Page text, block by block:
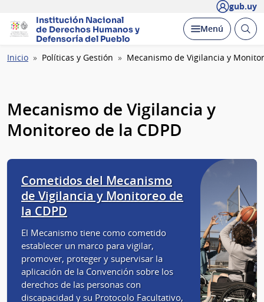
gub.uy
Institución Nacional
de Derechos Humanosy
Defensoría del Pueblo
Desplegar
Menú Abrir
Ruta
Inicio Políticas y Gestión Mecanismo de Vigilancia y
Mecanismo de Vigilancia y
Monitoreo de la CDPD
Cometidos del Mecanismo
de Vigilancia y Monitoreo de
la CDPD
El Mecanismo tiene como cometido
establecer un marco para vigilar,
promover, proteger y supervisar la
aplicación de la Convención sobre los
derechos de las personas con
discapacidad y su Protocolo Facultativo,